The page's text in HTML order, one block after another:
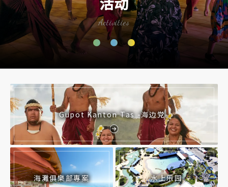
Activities
Gupot Kanton Tas -海边党-
海灘俱樂部專案 水上乐园